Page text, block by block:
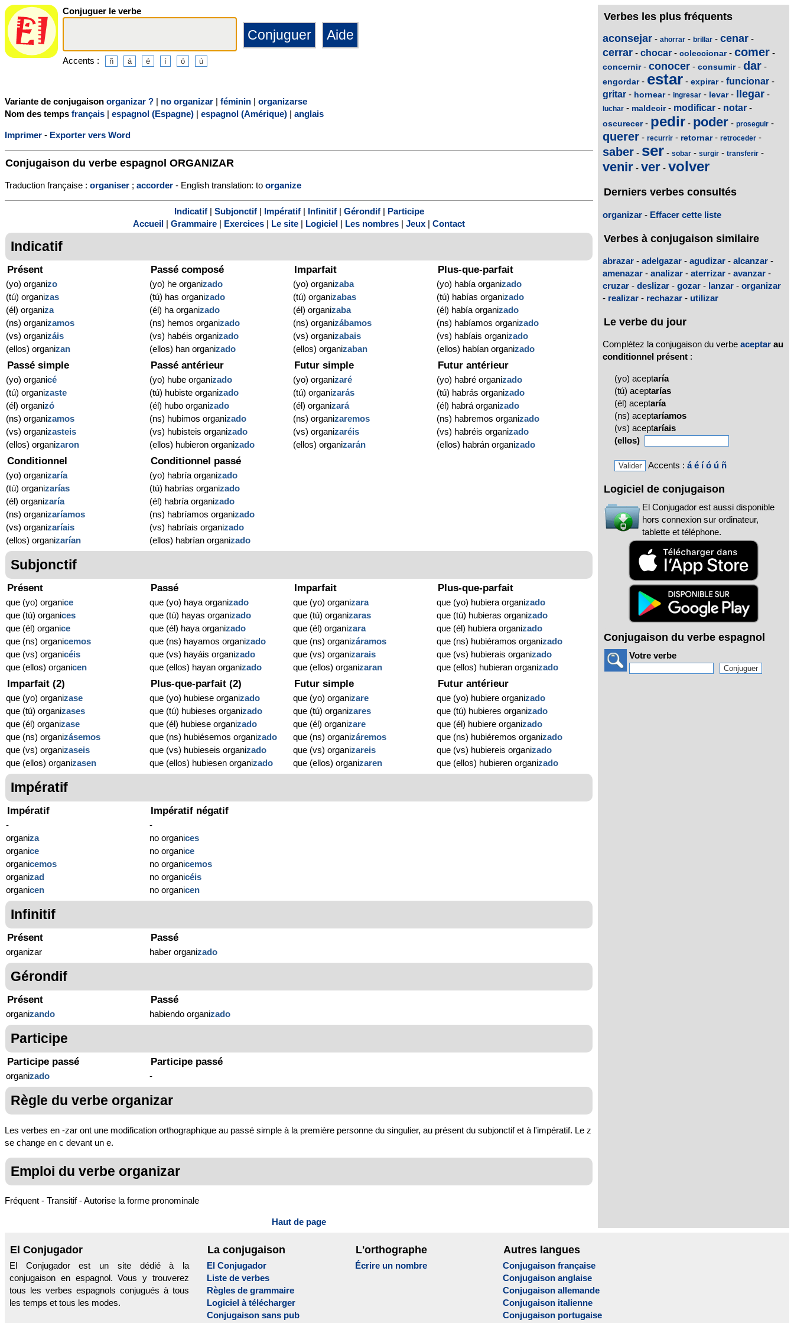
Conjuguer le verbe
Accents :
Variante de conjugaison organizar ? | no organizar | féminin | organizarse
Nom des temps français | espagnol (Espagne) | espagnol (Amérique) | anglais
Imprimer - Exporter vers Word
Conjugaison du verbe espagnol ORGANIZAR
Traduction française : organiser ; accorder - English translation: to organize
Indicatif| Subjonctif| Impératif| Infinitif| Gérondif|
Participe
Accueil
Grammaire Exercices Le site Logiciel Les nombres Jeux Contact
Indicatif
Présent
(yo) organizo
(tú) organizas
(él) organiza
(ns) organizamos
(vs) organizáis
(ellos) organizan
Passé composé
(yo) he organizado
(tú) has organizado
(él) ha organizado
(ns) hemos organizado
(vs) habéis organizado
(ellos) han organizado
Imparfait
(yo) organizaba
(tú) organizabas
(él) organizaba
(ns) organizábamos
(vs) organizabais
(ellos) organizaban
Plus-que-parfait
(yo) había organizado
(tú) habías organizado
(él) había organizado
(ns) habíamos organizado
(vs) habíais organizado
(ellos) habían organizado
Passé simple
(yo) organicé
(tú) organizaste
(él) organizó
(ns) organizamos
(vs) organizasteis
(ellos) organizaron
Passé antérieur
(yo) hube organizado
(tú) hubiste organizado
(él) hubo organizado
(ns) hubimos organizado
(vs) hubisteis organizado
(ellos) hubieron organizado
Futur simple
(yo) organizaré
(tú) organizarás
(él) organizará
(ns) organizaremos
(vs) organizaréis
(ellos) organizarán
Futur antérieur
(yo) habré organizado
(tú) habrás organizado
(él) habrá organizado
(ns) habremos organizado
(vs) habréis organizado
(ellos) habrán organizado
Conditionnel
(yo) organizaría
(tú) organizarías
(él) organizaría
(ns) organizaríamos
(vs) organizaríais
(ellos) organizarían
Conditionnel passé
(yo) habría organizado
(tú) habrías organizado
(él) habría organizado
(ns) habríamos organizado
(vs) habríais organizado
(ellos) habrían organizado
Subjonctif
Présent
que (yo) organice
que (tú) organices
que (él) organice
que (ns) organicemos
que (vs) organicéis
que (ellos) organicen
Passé
que (yo) haya organizado
que (tú) hayas organizado
que (él) haya organizado
que (ns) hayamos organizado
que (vs) hayáis organizado
que (ellos) hayan organizado
Imparfait
que (yo) organizara
que (tú) organizaras
que (él) organizara
que (ns) organizáramos
que (vs) organizarais
que (ellos) organizaran
Plus-que-parfait
que (yo) hubiera organizado
que (tú) hubieras organizado
que (él) hubiera organizado
que (ns) hubiéramos organizado
que (vs) hubierais organizado
que (ellos) hubieran organizado
Imparfait (2)
que (yo) organizase
que (tú) organizases
que (él) organizase
que (ns) organizásemos
que (vs) organizaseis
que (ellos) organizasen
Plus-que-parfait (2)
que (yo) hubiese organizado
que (tú) hubieses organizado
que (él) hubiese organizado
que (ns) hubiésemos organizado
que (vs) hubieseis organizado
que (ellos) hubiesen organizado
Futur simple
que (yo) organizare
que (tú) organizares
que (él) organizare
que (ns) organizáremos
que (vs) organizareis
que (ellos) organizaren
Futur antérieur
que (yo) hubiere organizado
que (tú) hubieres organizado
que (él) hubiere organizado
que (ns) hubiéremos organizado
que (vs) hubiereis organizado
que (ellos) hubieren organizado
Impératif
Impératif
-
organiza
organice
organicemos
organizad
organicen
Impératif négatif
-
no organices
no organice
no organicemos
no organicéis
no organicen
Infinitif
Présent
organizar
Passé
haber organizado
Gérondif
Présent
organizando
Passé
habiendo organizado
Participe
Participe passé
organizado
Participe passé
-
Règle du verbe organizar
Les verbes en -zar ont une modification orthographique au passé simple à la première personne du singulier, au présent du subjonctif et à l'impératif. Le z
se change en c devant un e.
Emploi du verbe organizar
Fréquent - Transitif - Autorise la forme pronominale
Haut de page
Verbes les plus fréquents
aconsejar - ahorrar - brillar - cenar -
cerrar - chocar - coleccionar- comer -
concernir- conocer - consumir- dar -
engordar- estar - expirar- funcionar -
gritar - hornear- ingresar - levar- llegar -
luchar - maldecir- modificar - notar -
oscurecer- pedir - poder - proseguir -
querer - recurrir - retornar- retroceder -
saber - ser - sobar - surgir - transferir -
venir - ver - volver
Derniers verbes consultés
organizar - Effacer cette liste
Verbes à conjugaison similaire
abrazar - adelgazar - agudizar - alcanzar -
amenazar - analizar - aterrizar - avanzar -
cruzar - deslizar - gozar - lanzar - organizar
- realizar - rechazar - utilizar
Le verbe du jour
Complétez la conjugaison du verbe aceptar au
conditionnel présent :
(yo) aceptaría
(tú) aceptarías
(él) aceptaría
(ns) aceptaríamos
(vs) aceptaríais
(ellos)
Accents : á é í ó ú ñ
Logiciel de conjugaison
El Conjugador est aussi disponible
hors connexion sur ordinateur,
tablette et téléphone.
Conjugaison du verbe espagnol
Votre verbe
El Conjugador
El Conjugador est un site dédié à la
conjugaison en espagnol. Vous y trouverez
tous les verbes espagnols conjugués à tous
les temps et tous les modes.
La conjugaison
El Conjugador
Liste de verbes
Règles de grammaire
Logiciel à télécharger
Conjugaison sans pub
L'orthographe
Écrire un nombre
Autres langues
Conjugaison française
Conjugaison anglaise
Conjugaison allemande
Conjugaison italienne
Conjugaison portugaise